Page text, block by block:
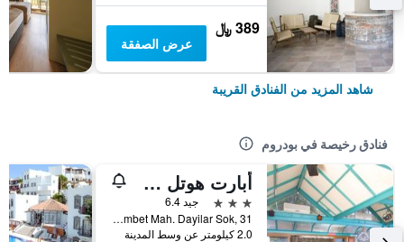
389 ﷼
عرض الصفقة
شاهد المزيد من الفنادق القريبة
فنادق رخيصة في بودروم
أبارت هوتل سييستا بيتش بودرم
3 نجوم
جيد 6.4
Gumbet Mah. Dayilar Sok, 31, بودروم, تركيا
2.0 كيلومتر عن وسط المدينة